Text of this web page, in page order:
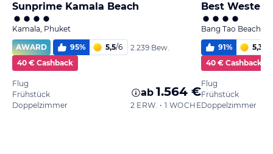
Sunprime Kamala Beach
Kamala, Phuket
AWARD
95% 5,5/6
2.239 Bew.
40 € Cashback
Flug
Frühstück
Doppelzimmer
ab 1.564 €
2 ERW. • 1 WOCHE
Bang Tao Beach,
91% 5,3
40 € Cashback
Flug
Frühstück
Doppelzimmer